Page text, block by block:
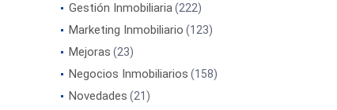
Gestión Inmobiliaria(222)
Marketing Inmobiliario (123)
Mejoras (23)
Negocios Inmobiliarios (158)
Novedades (21)